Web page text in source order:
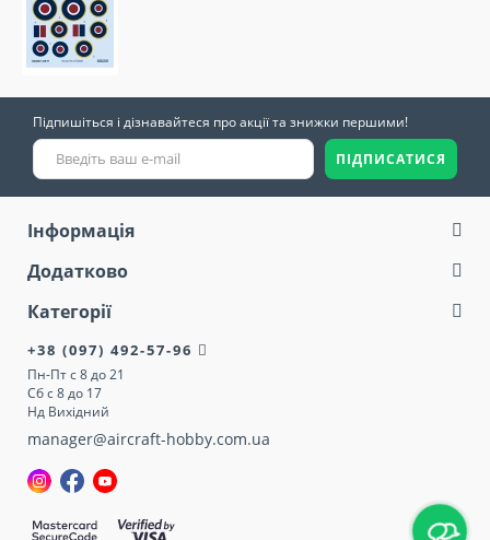
Підпишіться і дізнавайтеся про акції та знижки першими!
ПІДПИСАТИСЯ
Інформація
Додатково
Категорії
+38 (097) 492-57-96
Пн-Пт с 8 до 21
Сб с 8 до 17
Нд Вихідний
manager@aircraft-hobby.com.ua